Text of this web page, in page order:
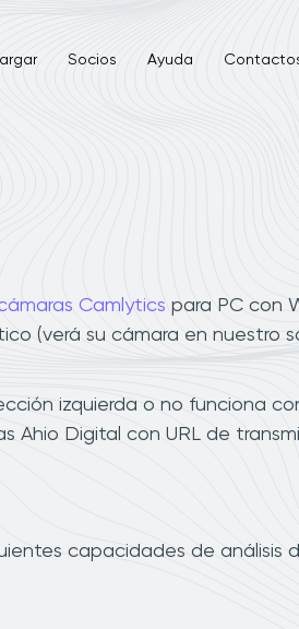
Socios Ayuda
Camlytics para PC con
(verá su cámara en nuestro
izquierda o no funciona
Ahio Digital con URL de
capacidades de análisis